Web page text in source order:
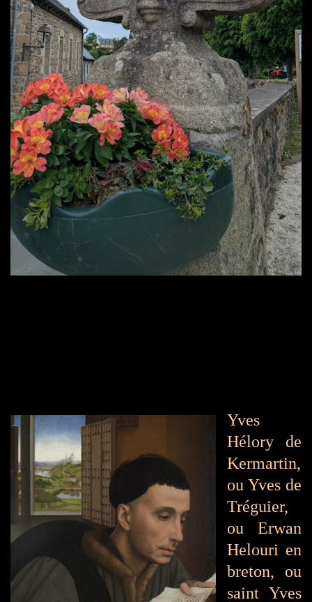
Yves
Hélory de
Kermartin,
ou Yves de
Tréguier,
ou Erwan
Helouri en
breton, ou
saint Yves